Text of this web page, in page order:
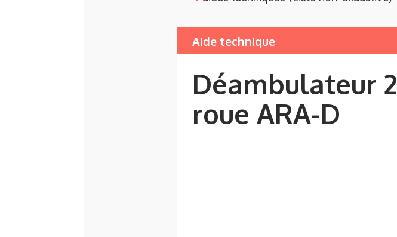
Aide technique
Déambulateur 2
roue ARA-D